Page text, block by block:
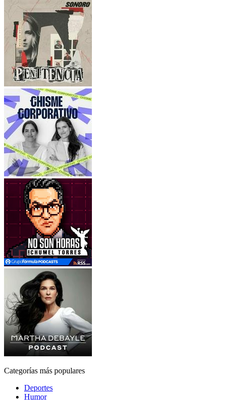
Categorías más populares
Deportes
Humor